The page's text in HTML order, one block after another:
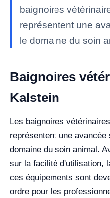
baignoires
représentent une
le domaine du soin
Baignoires
Kalstein
Les baignoires
représentent une
domaine du soin animal.
sur la facilité d'utilisation,
ces équipements sont
ordre pour les